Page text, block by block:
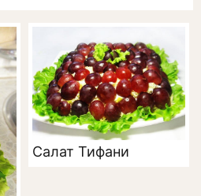
Салат Тифани